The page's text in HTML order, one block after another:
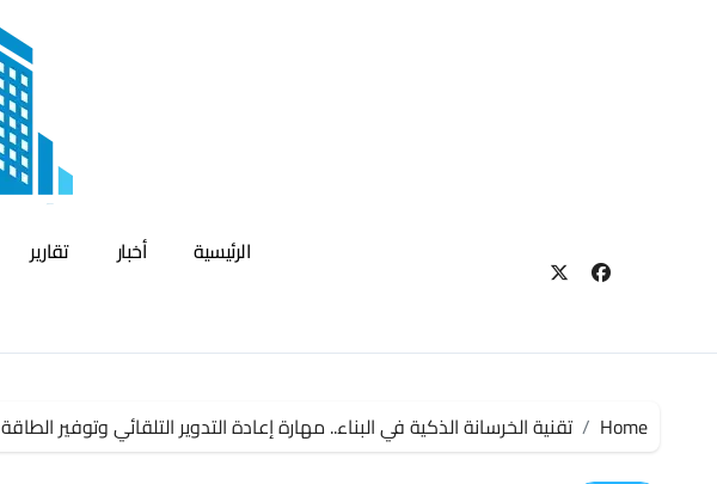
الرئيسية أخبار تقارير
Home تقنية الخرسانة الذكية في البناء.. مهارة إعادة التدوير التلقائي وتوفير الطاقة